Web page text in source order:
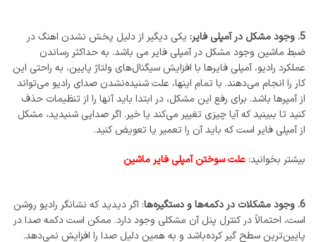
5. وجود مشکل در آمپلی فایر:
یکی دیگیر از دلیل پخش نشدن اهنگ در
ضبط ماشین وجود مشکل در آمپلی فایر می باشد. به حداکثر رساندن
عملکرد رادیو، آمپلی فایرها با افزایش سیگنال‌های ولتاژ پایین، به راحتی این
کار را انجام می‌دهند. با تمام اینها، علت شنیده‌نشدن صدای رادیو می‌تواند
از آمپرها باشد. برای رفع این مشکل، در ابتدا باید آنها را از تنظیمات حذف
کنید تا ببینید که آیا چیزی تغییر می‌کند یا خیر. اگر صدایی شنیدید، مشکل
از آمپلی فایر است که باید آن را تعمیر یا تعویض کنید.
بیشتر بخوانید: علت سوختن آمپلی فایر ماشین
6. وجود مشکلات در دکمه‌ها و دستگیره‌ها
: اگر دیدید که نشانگر رادیو روشن
است، احتمالاً در کنترل پنل آن مشکلی وجود دارد. ممکن است دکمه صدا در
پایین‌ترین سطح گیر کرده‌باشد و به همین دلیل صدا را افزایش نمی‌دهد.